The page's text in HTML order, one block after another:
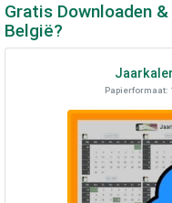
Gratis Downloaden
België?
Papierformaat: